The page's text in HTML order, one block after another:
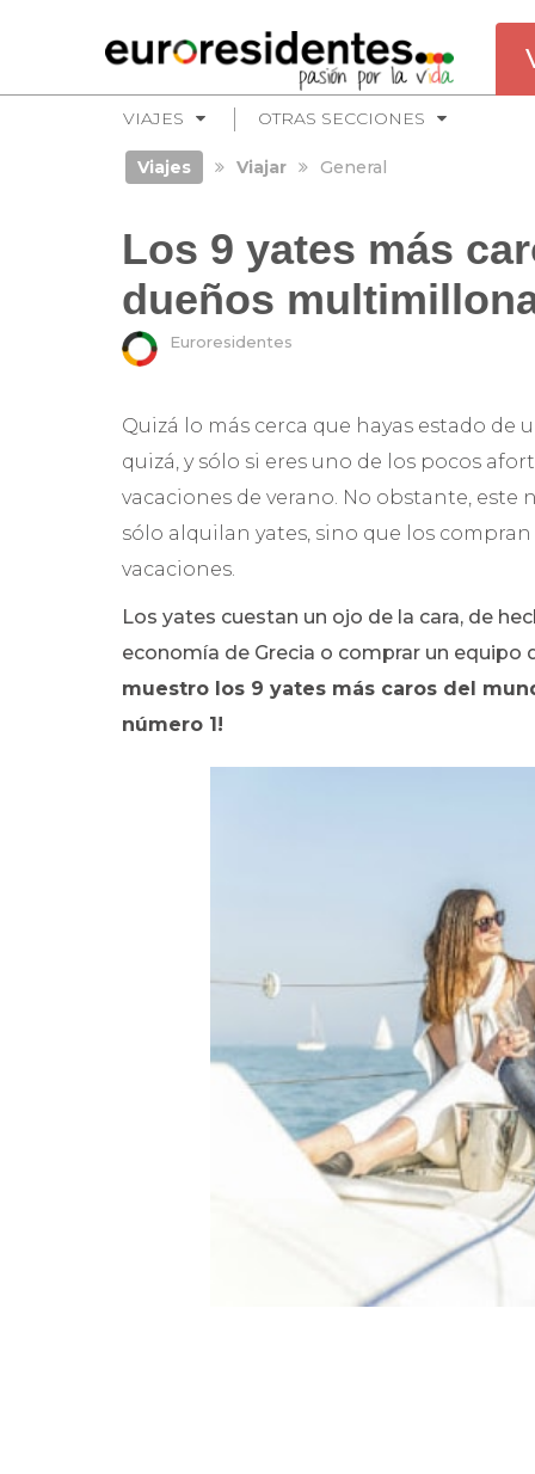
VIAJES OTRAS SECCIONES
Viajes Viajar General
Los 9 yates más
dueños
Euroresidentes
Quizá lo más cerca que hayas estado de
quizá, y sólo si eres uno de los pocos
vacaciones de verano. No obstante,
sólo alquilan yates, sino que los
vacaciones.
Los yates cuestan un ojo de la cara, de
economía de Grecia o comprar un equipo
muestro los 9 yates más caros del
número 1!